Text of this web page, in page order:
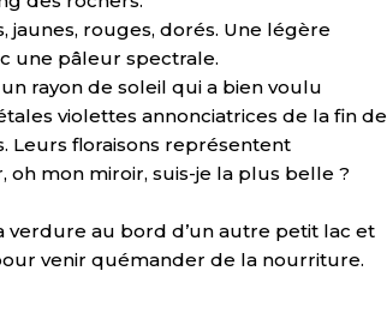
jaunes, rouges, dorés. Une légère
une pâleur spectrale.
rayon de soleil qui a bien voulu
violettes annonciatrices de la fin de
Leurs floraisons représentent
oh mon miroir, suis-je la plus belle ?
verdure au bord d’un autre petit lac et
venir quémander de la nourriture.